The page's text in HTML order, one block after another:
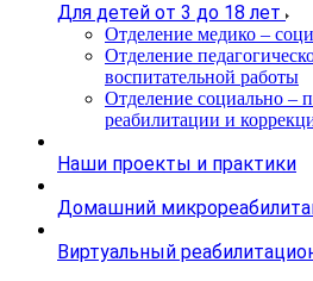
Для детей от 3 до 18 лет
Отделение медико –
Отделение
воспитательной работы
Отделение социально –
реабилитации и
Наши проекты и практики
Домашний
Виртуальный